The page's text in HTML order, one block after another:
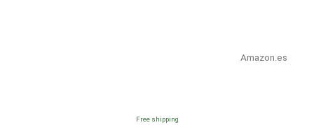
Amazon.es
Free shipping